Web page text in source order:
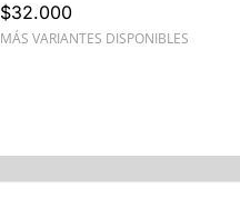
92199
$32.000
MÁS VARIANTES DISPONIBLES